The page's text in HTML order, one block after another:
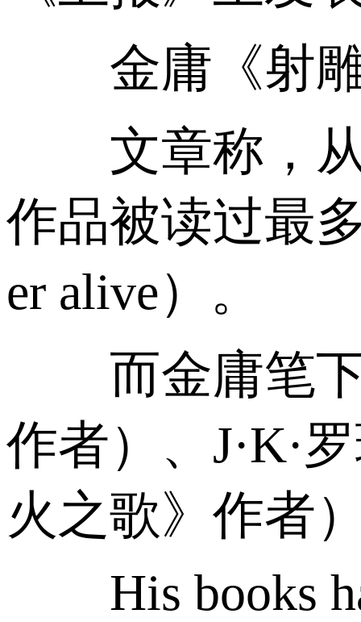
金庸《射雕
文章称，从
作品被读过最
er alive）。
而金庸笔下
作者）、J·K·
火之歌》作者
His books